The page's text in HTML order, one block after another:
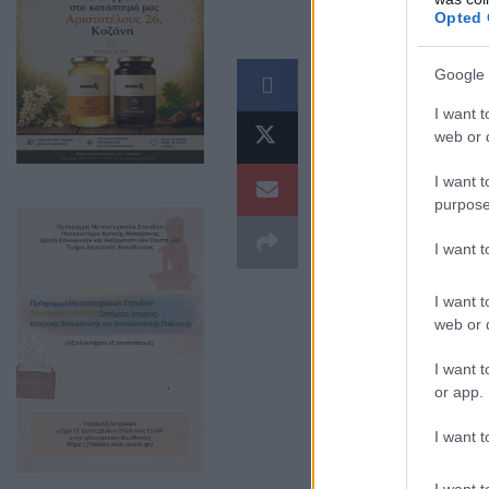
Opted
Google
I want
web or
I want
I want
I want
web or
I want
or app.
I want
Αναστάσιος